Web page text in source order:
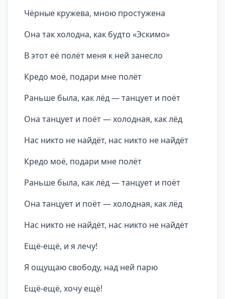
Чёрные кружева, мною простужена
Она так холодна, как будто «Эскимо»
В этот её полёт меня к ней занесло
Кредо моё, подари мне полёт
Раньше была, как лёд — танцует и поёт
Она танцует и поёт — холодная, как лёд
Нас никто не найдёт, нас никто не найдёт
Кредо моё, подари мне полёт
Раньше была, как лёд — танцует и поёт
Она танцует и поёт — холодная, как лёд
Нас никто не найдёт, нас никто не найдёт
Ещё-ещё, и я лечу!
Я ощущаю свободу, над ней парю
Ещё-ещё, хочу ещё!